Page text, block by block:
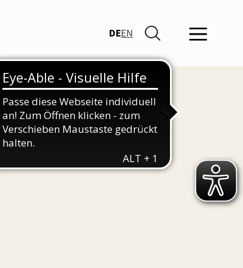
DEEN
Führungen finden Sie hier auch